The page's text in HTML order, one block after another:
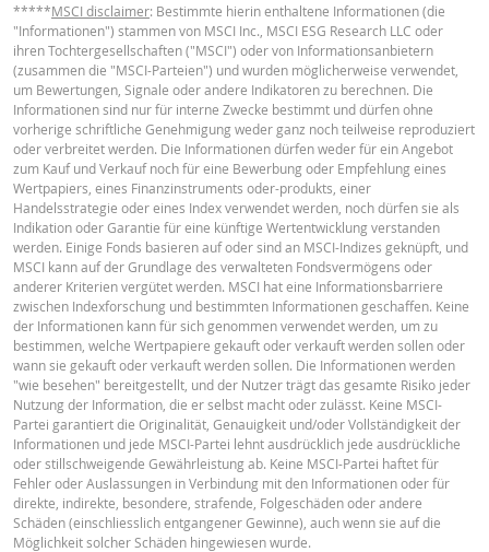
27 Juli
2026 22:16
täglich 1.63
24 Juli
2026 22:18
täglich 1.7
DOWNLOAD
Verlauf der Resets
TERMSHEET
Deutsch (Schweiz)
FINAL TERMS
Deutsch (Schweiz)
BASISINFORMATIONSBLATT
Key Information Document (DE) PDF
Key Information Document (EN)
*****MSCI disclaimer: Bestimmte hierin enthaltene Informationen (die
"Informationen") stammen von MSCI Inc., MSCI ESG Research LLC oder
ihren Tochtergesellschaften ("MSCI") oder von Informationsanbietern
(zusammen die "MSCI-Parteien") und wurden möglicherweise verwendet,
um Bewertungen, Signale oder andere Indikatoren zu berechnen. Die
Informationen sind nur für interne Zwecke bestimmt und dürfen ohne
vorherige schriftliche Genehmigung weder ganz noch teilweise reproduziert
oder verbreitet werden. Die Informationen dürfen weder für ein Angebot
zum Kauf und Verkauf noch für eine Bewerbung oder Empfehlung eines
Wertpapiers, eines Finanzinstruments oder-produkts, einer
Handelsstrategie oder eines Index verwendet werden, noch dürfen sie als
Indikation oder Garantie für eine künftige Wertentwicklung verstanden
werden. Einige Fonds basieren auf oder sind an MSCI-Indizes geknüpft, und
MSCI kann auf der Grundlage des verwalteten Fondsvermögens oder
anderer Kriterien vergütet werden. MSCI hat eine Informationsbarriere
zwischen Indexforschung und bestimmten Informationen geschaffen. Keine
der Informationen kann für sich genommen verwendet werden, um zu
bestimmen, welche Wertpapiere gekauft oder verkauft werden sollen oder
wann sie gekauft oder verkauft werden sollen. Die Informationen werden
"wie besehen" bereitgestellt, und der Nutzer trägt das gesamte Risiko jeder
Nutzung der Information, die er selbst macht oder zulässt. Keine MSCI-
Partei garantiert die Originalität, Genauigkeit und/oder Vollständigkeit der
Informationen und jede MSCI-Partei lehnt ausdrücklich jede ausdrückliche
oder stillschweigende Gewährleistung ab. Keine MSCI-Partei haftet für
Fehler oder Auslassungen in Verbindung mit den Informationen oder für
direkte, indirekte, besondere, strafende, Folgeschäden oder andere
Schäden (einschliesslich entgangener Gewinne), auch wenn sie auf die
Möglichkeit solcher Schäden hingewiesen wurde.